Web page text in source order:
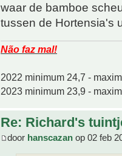
waar de bamboe
tussen de Hortensia's
Não faz mal!
2022 minimum 24,7 -
2023 minimum 23,9 -
Re: Richard's
door hanscazan op 02 feb